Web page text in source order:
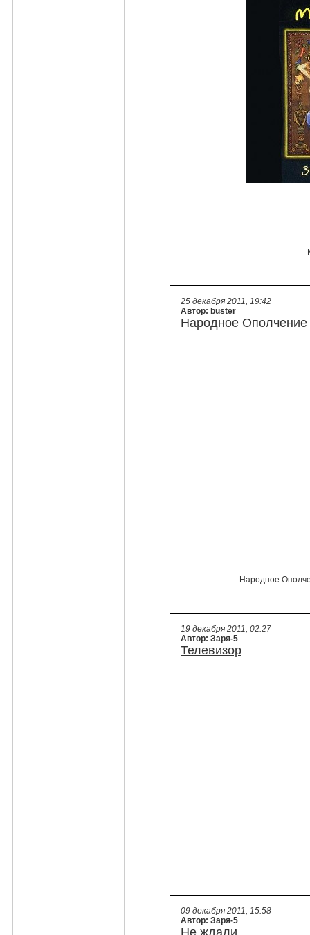
25 декабря 2011, 19:42
Автор: buster
Народное Ополчение
Народное
19 декабря 2011, 02:27
Автор: Заря-5
Телевизор
09 декабря 2011, 15:58
Автор: Заря-5
Не ждали